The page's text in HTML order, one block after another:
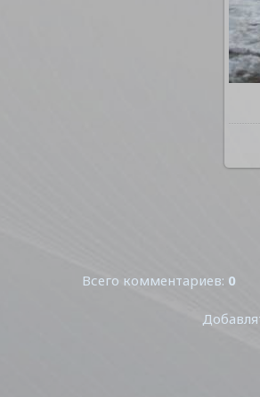
Всего комментариев: 0